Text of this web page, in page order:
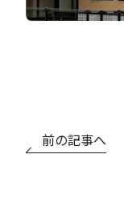
前の記事へ